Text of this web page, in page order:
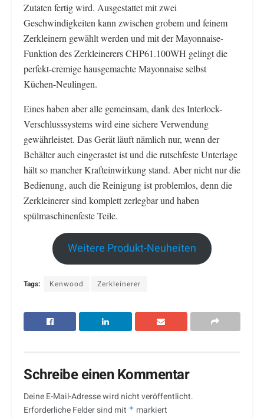
Zutaten fertig wird. Ausgestattet mit zwei
Geschwindigkeiten kann zwischen grobem und feinem
Zerkleinern gewählt werden und mit der Mayonnaise-
Funktion des Zerkleinerers CHP61.100WH gelingt die
perfekt-cremige hausgemachte Mayonnaise selbst
Küchen-Neulingen.
Eines haben aber alle gemeinsam, dank des Interlock-
Verschlusssystems wird eine sichere Verwendung
gewährleistet. Das Gerät läuft nämlich nur, wenn der
Behälter auch eingerastet ist und die rutschfeste Unterlage
hält so mancher Krafteinwirkung stand. Aber nicht nur die
Bedienung, auch die Reinigung ist problemlos, denn die
Zerkleinerer sind komplett zerlegbar und haben
spülmaschinenfeste Teile.
Weitere Produkt-Neuheiten
Tags: Kenwood Zerkleinerer
Schreibe einen Kommentar
Deine E-Mail-Adresse wird nicht veröffentlicht.
Erforderliche Felder sind mit * markiert